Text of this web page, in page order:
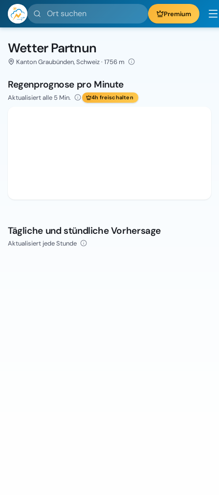
Ort suchen Premium
Wetter Partnun
Kanton Graubünden, Schweiz · 1756 m
Regenprognose pro Minute
Aktualisiert alle 5 Min. 4h freischalten
Tägliche und stündliche Vorhersage
Aktualisiert jede Stunde